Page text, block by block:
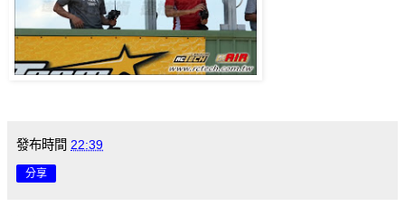
發布時間 22:39
分享